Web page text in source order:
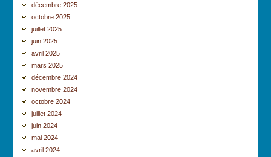
décembre 2025
octobre 2025
juillet 2025
juin 2025
avril 2025
mars 2025
décembre 2024
novembre 2024
octobre 2024
juillet 2024
juin 2024
mai 2024
avril 2024